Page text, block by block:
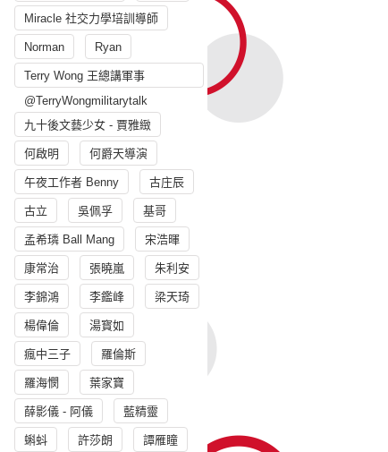
Miracle 社交力學培訓導師
Norman Ryan
Terry Wong 王總講軍事
@TerryWongmilitarytalk
九十後文藝少女 - 賈雅緻
何啟明 何爵天導演
午夜工作者 Benny 古庄辰
古立 吳佩孚 基哥
孟希璘 Ball Mang 宋浩暉
康常治 張曉嵐 朱利安
李錦鴻 李鑑峰 梁天琦
楊偉倫 湯寳如
瘋中三子 羅倫斯
羅海憫 葉家寶
薛影儀 - 阿儀 藍精靈
蝌蚪 許莎朗 譚雁瞳